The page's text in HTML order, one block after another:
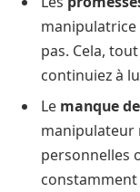
manipulatrice
pas. Cela,
continuiez à
Le manque
manipulateur
personnelles